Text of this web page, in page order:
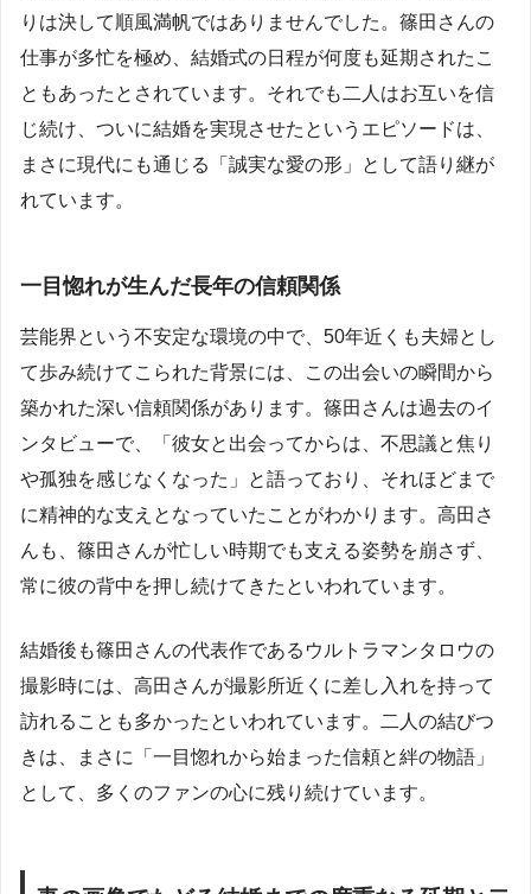
りは決して順風満帆ではありませんでした。篠田さんの
仕事が多忙を極め、結婚式の日程が何度も延期されたこ
ともあったとされています。それでも二人はお互いを信
じ続け、ついに結婚を実現させたというエピソードは、
まさに現代にも通じる「誠実な愛の形」として語り継が
れています。
一目惚れが生んだ長年の信頼関係
芸能界という不安定な環境の中で、50年近くも夫婦とし
て歩み続けてこられた背景には、この出会いの瞬間から
築かれた深い信頼関係があります。篠田さんは過去のイ
ンタビューで、「彼女と出会ってからは、不思議と焦り
や孤独を感じなくなった」と語っており、それほどまで
に精神的な支えとなっていたことがわかります。高田さ
んも、篠田さんが忙しい時期でも支える姿勢を崩さず、
常に彼の背中を押し続けてきたといわれています。
結婚後も篠田さんの代表作であるウルトラマンタロウの
撮影時には、高田さんが撮影所近くに差し入れを持って
訪れることも多かったといわれています。二人の結びつ
きは、まさに「一目惚れから始まった信頼と絆の物語」
として、多くのファンの心に残り続けています。